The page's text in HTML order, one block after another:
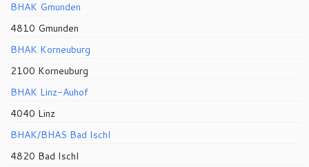
BHAK Gmunden
4810 Gmunden
BHAK Korneuburg
2100 Korneuburg
BHAK Linz-Auhof
4040 Linz
BHAK/BHAS Bad Ischl
4820 Bad Ischl